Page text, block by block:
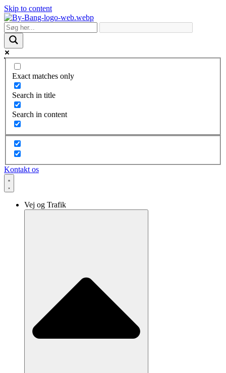
Skip to content
Exact matches only
Search in title
Search in content
Kontakt os
Vej og Trafik